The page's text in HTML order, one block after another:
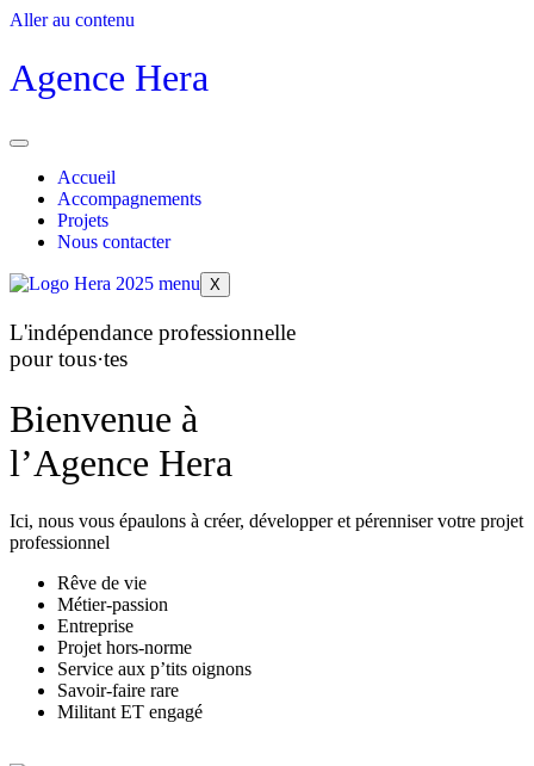
Aller au contenu
Agence Hera
Accueil
Accompagnements
Projets
Nous contacter
X
L'indépendance professionnelle
pour tous·tes
Bienvenue à
l’Agence Hera
Ici, nous vous épaulons à créer, développer et pérenniser votre projet
professionnel
Rêve de vie
Métier-passion
Entreprise
Projet hors-norme
Service aux p’tits oignons
Savoir-faire rare
Militant ET engagé